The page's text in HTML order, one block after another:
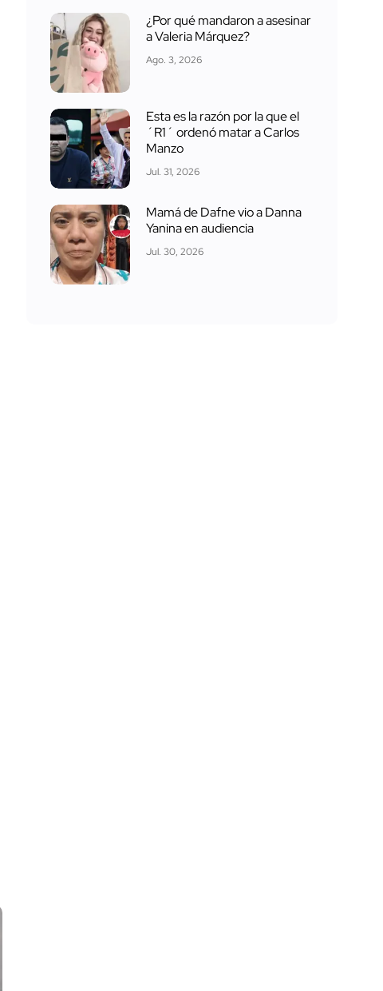
¿Por qué mandaron a asesinar
a Valeria Márquez?
Ago. 3, 2026
Esta es la razón por la que el
´R1´ ordenó matar a Carlos
Manzo
Jul. 31, 2026
Mamá de Dafne vio a Danna
Yanina en audiencia
Jul. 30, 2026